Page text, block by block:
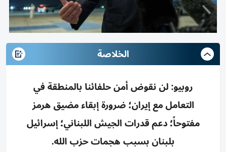
الخلاصة
روبيو: لن نقوض أمن حلفائنا بالمنطقة في
التعامل مع إيران؛ ضرورة إبقاء مضيق هرمز
مفتوحاً؛ دعم قدرات الجيش اللبناني؛ إسرائيل
بلبنان بسبب هجمات حزب الله.